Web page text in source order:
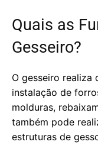
Quais as
Gesseiro?
O gesseiro realiza
instalação de
molduras,
também pode
estruturas de